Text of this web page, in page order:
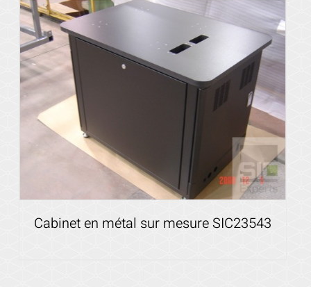
Cabinet en métal sur mesure SIC23543